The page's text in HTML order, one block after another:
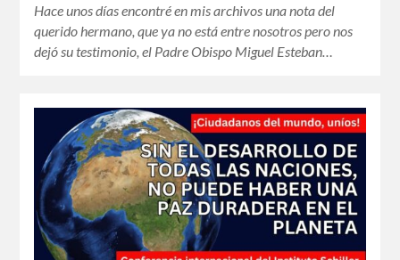
Hace unos días encontré en mis archivos una nota del
querido hermano, que ya no está entre nosotros pero nos
dejó su testimonio, el Padre Obispo Miguel Esteban…